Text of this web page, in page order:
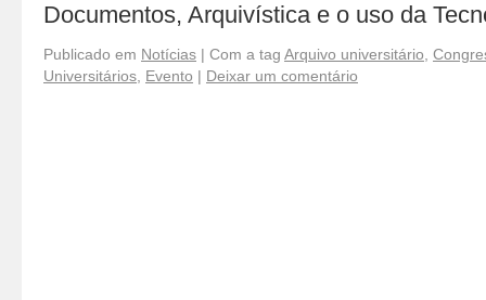
Documentos, Arquivística e o uso da
Publicado em Notícias | Com a tag Arquivo universitário
Universitários Evento | Deixar um comentário